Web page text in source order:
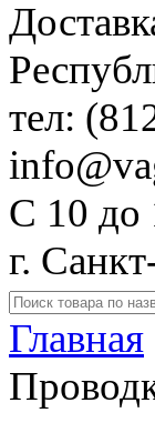
тел:
С 10 до
г.
Главная